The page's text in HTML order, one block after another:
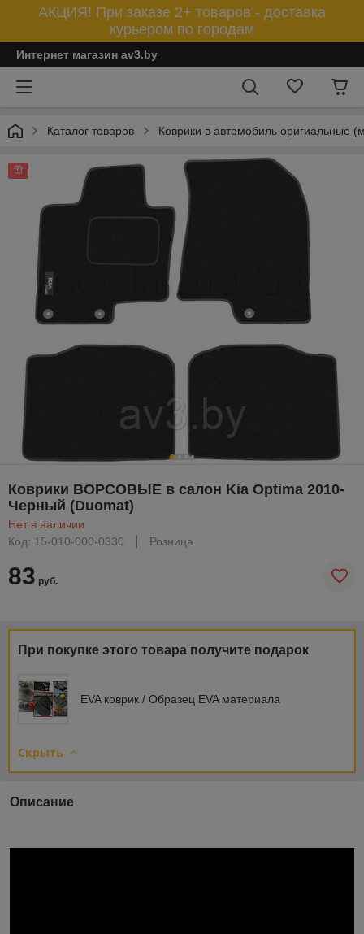
АКЦИЯ! При заказе 2+ товаров - доставка
курьером по городам
Интернет магазин av3.by
Каталог товаров Коврики в автомобиль оригиальные
Коврики ВОРСОВЫЕ в салон Kia Optima 2010-
Черный (Duomat)
Нет в наличии
Код: 15-010-000-0330
Розница
83 руб.
При покупке этого товара получите подарок
EVA коврик / Образец EVA материала
Скрыть
Описание